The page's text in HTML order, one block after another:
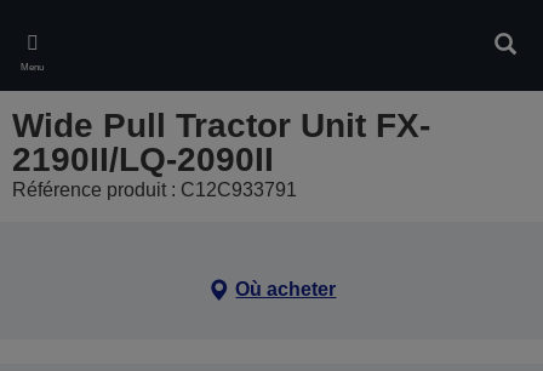
main
content
Menu
Wide Pull Tractor Unit FX-
2190II/LQ-2090II
Référence produit : C12C933791
Où acheter